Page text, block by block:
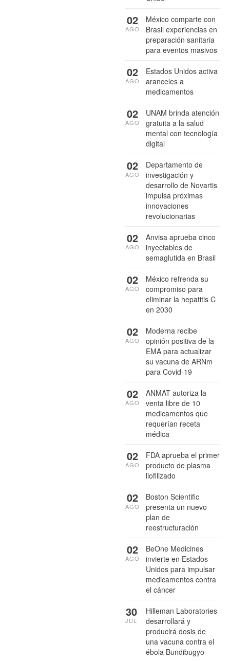
México comparte con
Brasil experiencias en
preparación sanitaria
para eventos masivos
02
AGO
Estados Unidos activa
aranceles a
medicamentos
02
AGO
UNAM brinda atención
gratuita a la salud
mental con tecnología
digital
02
AGO
Departamento de
investigación y
desarrollo de Novartis
impulsa próximas
innovaciones
revolucionarias
02
AGO
Anvisa aprueba cinco
inyectables de
semaglutida en Brasil
02
AGO
México refrenda su
compromiso para
eliminar la hepatitis C
en 2030
02
AGO
Moderna recibe
opinión positiva de la
EMA para actualizar
su vacuna de ARNm
para Covid-19
02
AGO
ANMAT autoriza la
venta libre de 10
medicamentos que
requerían receta
médica
02
AGO
FDA aprueba el primer
producto de plasma
liofilizado
02
AGO
Boston Scientific
presenta un nuevo
plan de
reestructuración
02
AGO
BeOne Medicines
invierte en Estados
Unidos para impulsar
medicamentos contra
el cáncer
02
AGO
Hilleman Laboratories
desarrollará y
producirá dosis de
una vacuna contra el
ébola Bundibugyo
30
JUL